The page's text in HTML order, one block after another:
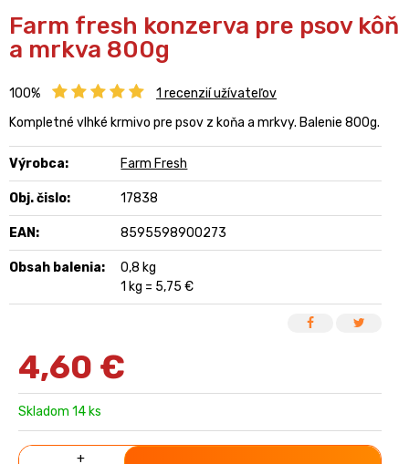
Farm fresh konzerva pre psov kôň
a mrkva 800g
100% 1 recenzií užívateľov
Kompletné vlhké krmivo pre psov z koňa a mrkvy. Balenie 800g.
Výrobca: Farm Fresh
Obj. čislo: 17838
EAN: 8595598900273
Obsah balenia:
0,8 kg
1 kg = 5,75 €
4,60 €
Skladom 14 ks
+